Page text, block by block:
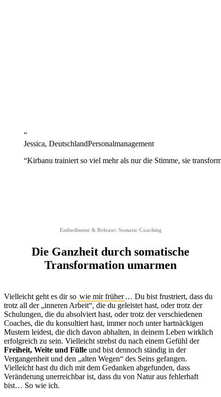
“
Jessica, DeutschlandPersonalmanagement
“Kirbanu trainiert so viel mehr als nur die Stimme, sie
Embodiment & Release: Somatic Coaching
Die Ganzheit durch somatische
Transformation umarmen
Vielleicht geht es dir so wie mir früher… Du bist frustriert, dass du
trotz all der „inneren Arbeit“, die du geleistet hast, oder trotz der
Schulungen, die du absolviert hast, oder trotz der verschiedenen
Coaches, die du konsultiert hast, immer noch unter hartnäckigen
Mustern leidest, die dich davon abhalten, in deinem Leben wirklich
erfolgreich zu sein. Vielleicht strebst du nach einem Gefühl der
Freiheit, Weite und Fülle und bist dennoch ständig in der
Vergangenheit und den „alten Wegen“ des Seins gefangen.
Vielleicht hast du dich mit dem Gedanken abgefunden, dass
Veränderung unerreichbar ist, dass du von Natur aus fehlerhaft
bist… So wie ich.